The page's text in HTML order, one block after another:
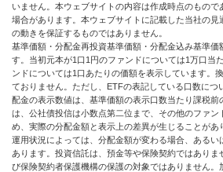
いません。本ウェブサイトの内容は作成時点のもので
場合があります。本ウェブサイトに記載した当社の
の動きを保証するものではありません。
基準価額・分配金再投資基準価額・分配金込み基準価
す。当初元本が1口1円のファンドについては1万口当
ンドについては1口あたりの価額を表示しています。
ておりません。ただし、ETFの表記している口数につ
配金の表示数値は、基準価額の表示口数当たり課税前
は、公社債投信は小数点第二位まで、その他のファン
め、実際の分配金額と表示上の差異が生じることがあ
運用状況によっては、分配金額が変わる場合、ある
あります。投資信託は、預金等や保険契約ではありま
び保険契約者保護機構の保護の対象ではありません。